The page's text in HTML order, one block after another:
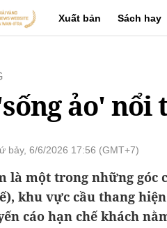
Xuất bản Sách hay
ảo'
bảy, 6/6/2026 17:56 (GMT+7)
là một trong những góc
khu vực cầu thang
cáo hạn chế khách